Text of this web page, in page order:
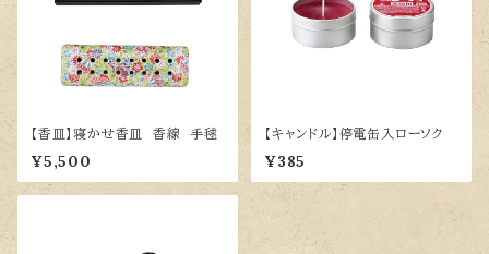
【香皿】寝かせ香皿 香線 手毬
¥5,500
【キャンドル】停電缶入ローソク
¥385